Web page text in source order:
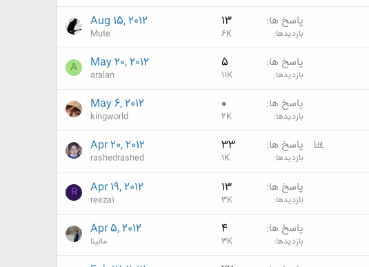
پاسخ ها 13
بازدیدها 6K
Aug 15, 2012
Mute
پاسخ ها 5
بازدیدها 11K
May 20, 2012
aralan
A
پاسخ ها 0
بازدیدها 2K
May 6, 2012
kingworld
P
پاسخ ها 33
بازدیدها 1K
Apr 20, 2012
rashedrashed
پاسخ ها 13
بازدیدها 3K
Apr 19, 2012
reeza1
R
پاسخ ها 4
بازدیدها 3K
Apr 5, 2012
ماتینا